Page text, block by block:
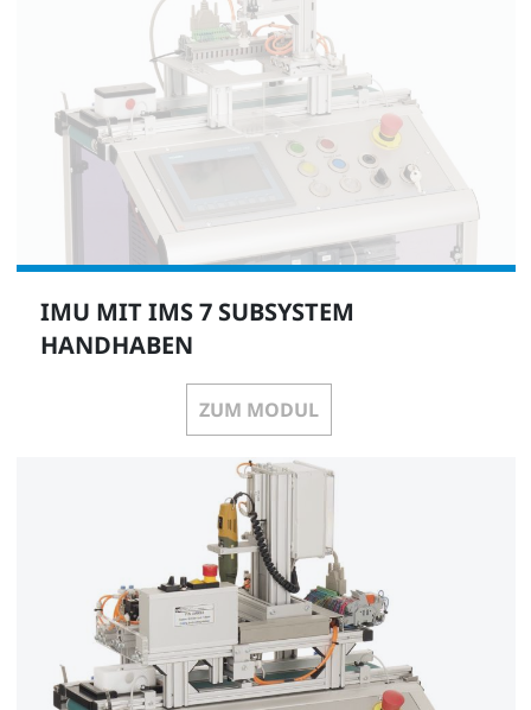
IMU MIT IMS 7 SUBSYSTEM
HANDHABEN
ZUM MODUL